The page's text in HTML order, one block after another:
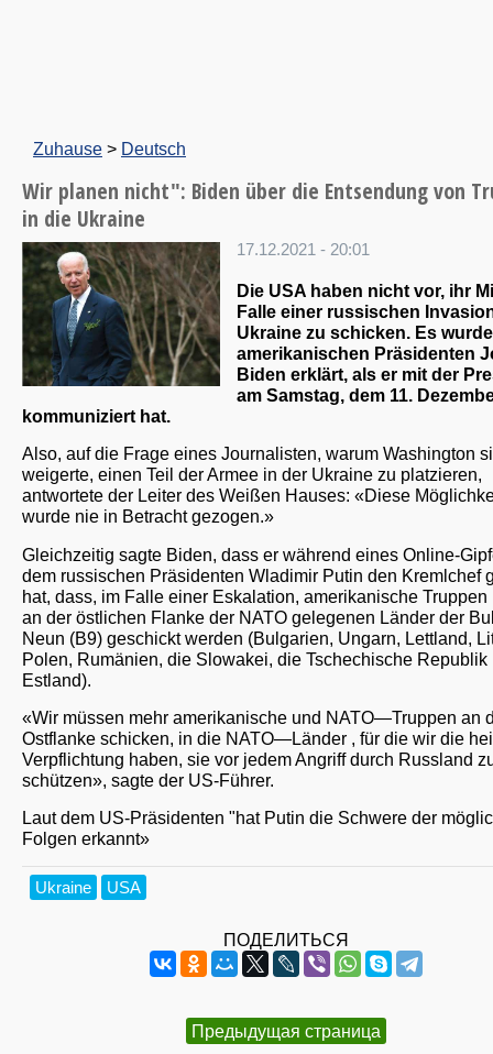
Zuhause > Deutsch
Wir planen nicht": Biden über die Entsendung von
in die Ukraine
17.12.2021 - 20:01
Die USA haben nicht vor, ihr
Falle einer russischen
Ukraine zu schicken. Es
amerikanischen Präsidenten
Biden erklärt, als er mit der
am Samstag, dem 11.
kommuniziert hat.
Also, auf die Frage eines Journalisten, warum Washington
weigerte, einen Teil der Armee in der Ukraine zu platzieren,
antwortete der Leiter des Weißen Hauses: «Diese
wurde nie in Betracht gezogen.»
Gleichzeitig sagte Biden, dass er während eines Online-
dem russischen Präsidenten Wladimir Putin den Kremlchef
hat, dass, im Falle einer Eskalation, amerikanische Truppen
an der östlichen Flanke der NATO gelegenen Länder der
Neun (B9) geschickt werden (Bulgarien, Ungarn, Lettland,
Polen, Rumänien, die Slowakei, die Tschechische Republik
Estland).
«Wir müssen mehr amerikanische und NATO—Truppen an
Ostflanke schicken, in die NATO—Länder , für die wir die
Verpflichtung haben, sie vor jedem Angriff durch Russland
schützen», sagte der US-Führer.
Laut dem US-Präsidenten "hat Putin die Schwere der
Folgen erkannt»
Ukraine USA
ПОДЕЛИТЬСЯ
Предыдущая страница